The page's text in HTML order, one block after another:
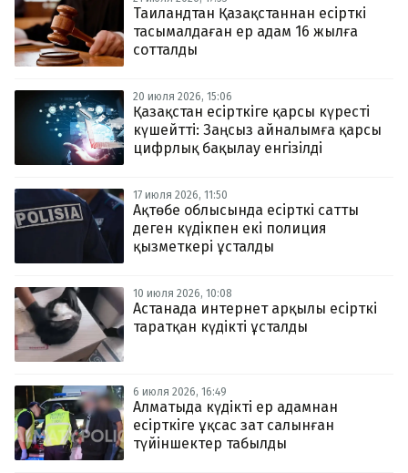
Таиландтан Қазақстаннан есірткі
тасымалдаған ер адам 16 жылға
сотталды
20 июля 2026, 15:06
Қазақстан есірткіге қарсы күресті
күшейтті: Заңсыз айналымға қарсы
цифрлық бақылау енгізілді
17 июля 2026, 11:50
Ақтөбе облысында есірткі сатты
деген күдікпен екі полиция
қызметкері ұсталды
10 июля 2026, 10:08
Астанада интернет арқылы есірткі
таратқан күдікті ұсталды
6 июля 2026, 16:49
Алматыда күдікті ер адамнан
есірткіге ұқсас зат салынған
түйіншектер табылды